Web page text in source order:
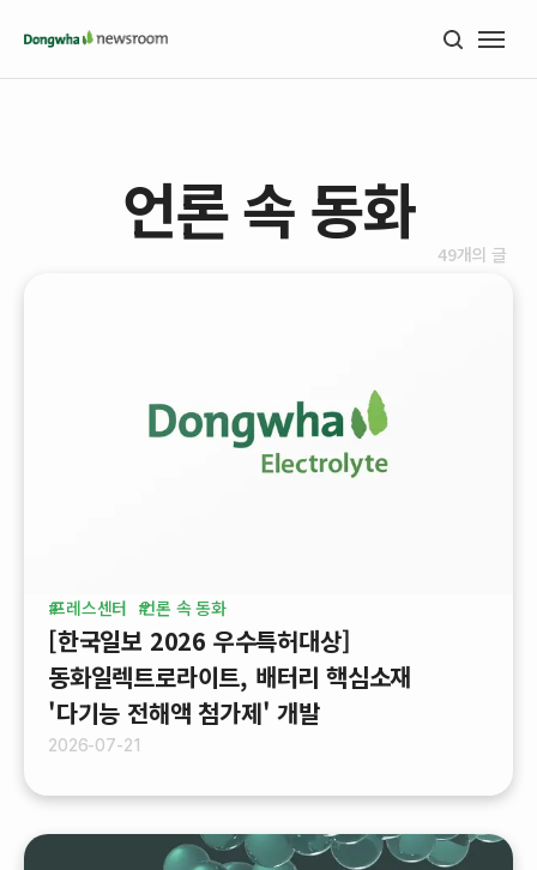
언론 속 동화
49개의 글
프레스센터 언론 속 동화
[한국일보 2026 우수특허대상]
동화일렉트로라이트, 배터리 핵심소재
'다기능 전해액 첨가제' 개발
2026-07-21